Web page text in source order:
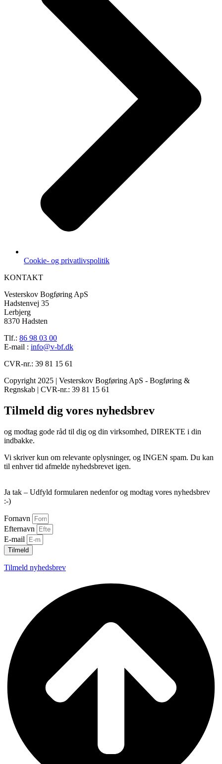
Cookie- og privatlivspolitik
KONTAKT
Vesterskov Bogføring ApS
Hadstenvej 35
Lerbjerg
8370 Hadsten
Tlf.: 86 98 03 00
E-mail : info@v-bf.dk
CVR-nr.: 39 81 15 61
Copyright 2025 | Vesterskov Bogføring ApS - Bogføring &
Regnskab | CVR-nr.: 39 81 15 61
Tilmeld dig vores nyhedsbrev
og modtag gode råd til dig og din virksomhed, DIREKTE i din
indbakke.
Vi skriver kun om relevante oplysninger, og INGEN spam. Du kan
til enhver tid afmelde nyhedsbrevet igen.
Ja tak – Udfyld formularen nedenfor og modtag vores nyhedsbrev
:-)
Fornavn
Efternavn
E-mail
Tilmeld
Tilmeld nyhedsbrev